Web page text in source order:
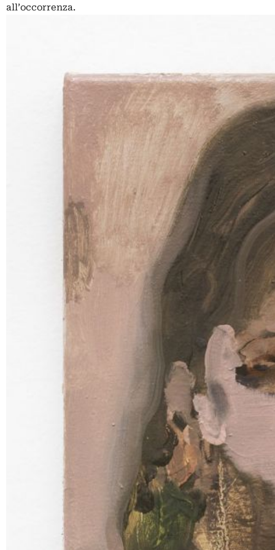
all’occorrenza.